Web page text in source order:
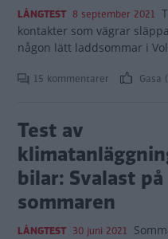
LÅNGTEST 8 september 2021
kontakter som vägrar
någon lätt laddsommar i
15 kommentarer Gasa
Test av
bilar: Svalast på
sommaren
LÅNGTEST 30 juni 2021